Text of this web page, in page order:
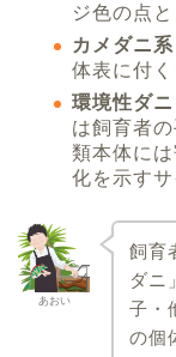
ジ色の点
カメダニ系
体表に付く
環境性ダ
は飼育者
類本体に
化を示すサ
あおい
飼育
ダニ
子・
の個